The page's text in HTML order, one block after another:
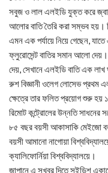
সবুজ ও লাল এলইডি যুক্ত করে
আলোর বাতি তৈরি করা সম্ভব হয়।
এমন এক পর্যায়ে নিয়ে গেছেন,
ফ্লুরোসেন্ট বাতির সমান আলো
দেয়, সেখানে এলইডি বাতি এক লাখ
রুশ বিজ্ঞানী ওলেগ লোসেভ প্রথম
ক্ষেত্রে তার ফলিত প্রয়োগ শুরু হয়
রিমোট কন্ট্রোলের উন্নতি
৮৫ বছর বয়সী আকাসাকি মেইজো
বয়সী আমানো নাগোয়া
ক্যালিফোর্নিয়া বিশ্ববিদ্যালয়ে।
জাপানে এ সুখবর দিতে সুইডিশ